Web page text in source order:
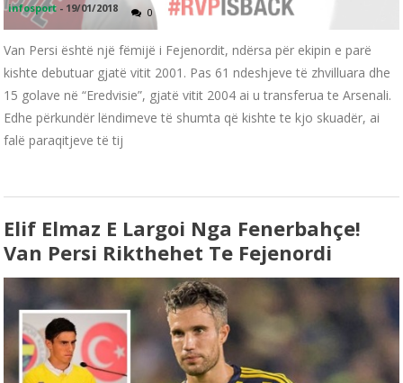
infosport - 19/01/2018 0
Van Persi është një fëmijë i Fejenordit, ndërsa për ekipin e parë
kishte debutuar gjatë vitit 2001. Pas 61 ndeshjeve të zhvilluara dhe
15 golave në “Eredvisie”, gjatë vitit 2004 ai u transferua te Arsenali.
Edhe përkundër lëndimeve të shumta që kishte te kjo skuadër, ai
falë paraqitjeve të tij
Elif Elmaz E Largoi Nga Fenerbahçe!
Van Persi Rikthehet Te Fejenordi